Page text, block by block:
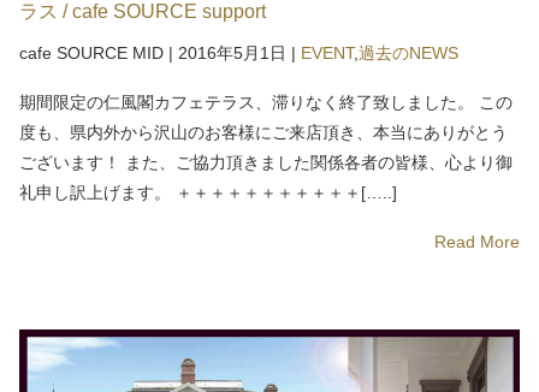
ラス / cafe SOURCE support
cafe SOURCE MID | 2016年5月1日 | EVENT,過去のNEWS
期間限定の仁風閣カフェテラス、滞りなく終了致しました。 この
度も、県内外から沢山のお客様にご来店頂き、本当にありがとう
ございます！ また、ご協力頂きました関係各者の皆様、心より御
礼申し訳上げます。 ＋＋＋＋＋＋＋＋＋＋＋[…..]
Read More